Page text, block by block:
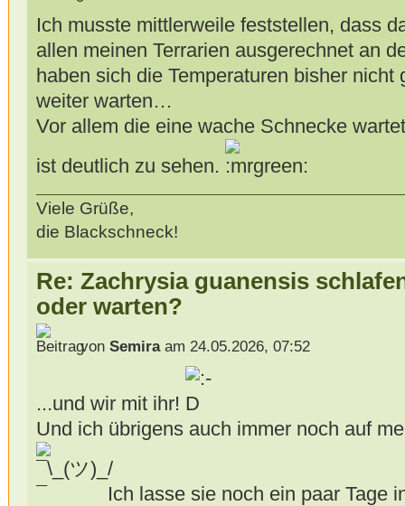
Ich musste mittlerweile feststellen, dass
allen meinen Terrarien ausgerechnet an
haben sich die Temperaturen bisher
weiter warten…
Vor allem die eine wache Schnecke
ist deutlich zu sehen.
Viele Grüße,
die Blackschneck!
Re: Zachrysia guanensis
oder warten?
von Semiraam 24.05.2026, 07:52
...und wir mit ihr!
Und ich übrigens auch immer noch auf
Ich lasse sie noch ein paar Tage